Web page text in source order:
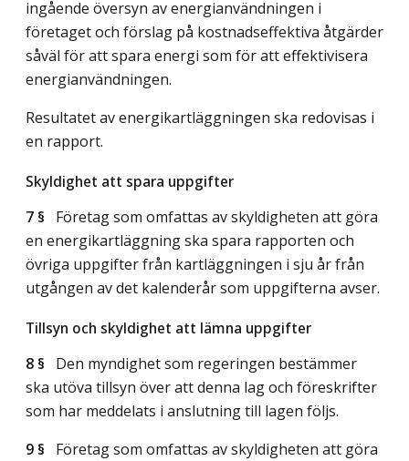
ingående översyn av energianvändningen i
företaget och förslag på kostnadseffektiva åtgärder
såväl för att spara energi som för att effektivisera
energianvändningen.
Resultatet av energikartläggningen ska redovisas i
en rapport.
Skyldighet att spara uppgifter
7 § Företag som omfattas av skyldigheten att göra
en energikartläggning ska spara rapporten och
övriga uppgifter från kartläggningen i sju år från
utgången av det kalenderår som uppgifterna avser.
Tillsyn och skyldighet att lämna uppgifter
8 § Den myndighet som regeringen bestämmer
ska utöva tillsyn över att denna lag och föreskrifter
som har meddelats i anslutning till lagen följs.
9 § Företag som omfattas av skyldigheten att göra